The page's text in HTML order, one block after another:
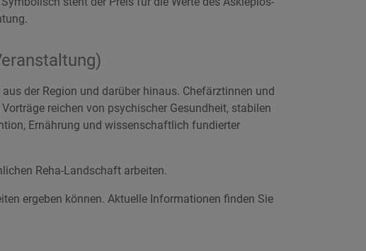
der Region und darüber hinaus. Chefärztinnen und
reichen von psychischer Gesundheit, stabilen
Ernährung und wissenschaftlich fundierter
Reha-Landschaft arbeiten.
ergeben können. Aktuelle Informationen finden Sie